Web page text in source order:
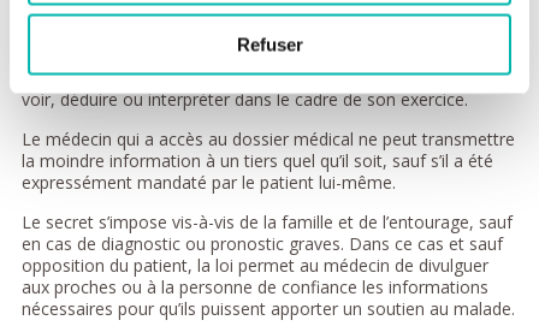
Refuser
médecin. Il se justifie par l’obligation de discrétion et de respect
de la personne et couvre l’ensemble des informations confiées
par le patient à son médecin et plus largement à l’équipe
hospitalière, mais également ce que le médecin a pu entendre,
voir, déduire ou interpréter dans le cadre de son exercice.
Le médecin qui a accès au dossier médical ne peut transmettre
la moindre information à un tiers quel qu’il soit, sauf s’il a été
expressément mandaté par le patient lui-même.
Le secret s’impose vis-à-vis de la famille et de l’entourage, sauf
en cas de diagnostic ou pronostic graves. Dans ce cas et sauf
opposition du patient, la loi permet au médecin de divulguer
aux proches ou à la personne de confiance les informations
nécessaires pour qu’ils puissent apporter un soutien au malade.